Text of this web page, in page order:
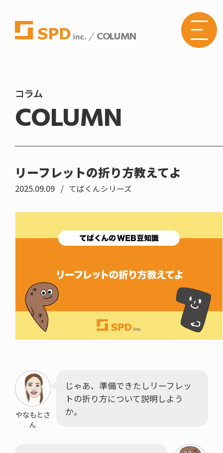
COLUMN
コラム
COLUMN
リーフレットの折り方教えてよ
2025.09.09 てばくんシリーズ
やなもとさ
ん
じゃあ、準備できたしリーフレッ
トの折り方について説明しよう
か。